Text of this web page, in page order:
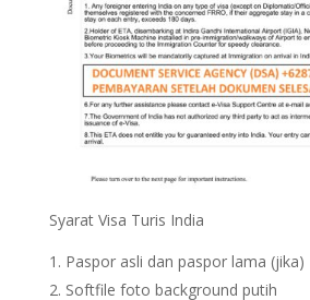
Syarat Visa Turis India
Paspor asli dan paspor lama (jika)
Softfile foto background putih